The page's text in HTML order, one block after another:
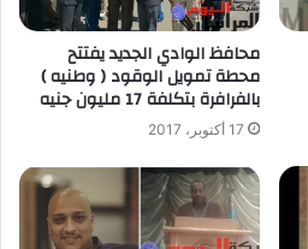
محافظ الوادي الجديد يفتتح
محطة تمويل الوقود ( وطنيه )
بالفرافرة بتكلفة 17 مليون جنيه
17 أكتوبر، 2017